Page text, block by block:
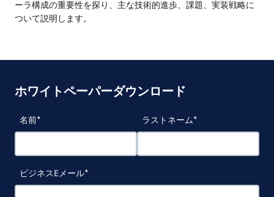
ーラ構成の重要性を探り、主な技術的進歩、課題、実装戦略に
ついて説明します。
ホワイトペーパーダウンロード
名前 ラストネーム
ビジネスEメール